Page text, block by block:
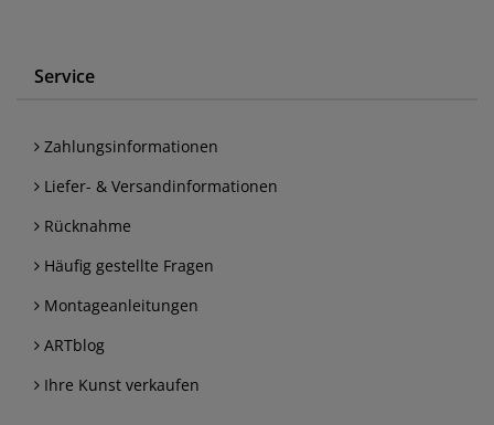
Service
Zahlungsinformationen
Liefer- & Versandinformationen
Rücknahme
Häufig gestellte Fragen
Montageanleitungen
ARTblog
Ihre Kunst verkaufen